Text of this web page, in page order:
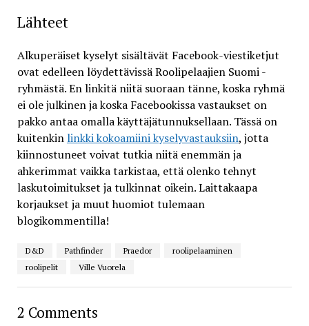
Lähteet
Alkuperäiset kyselyt sisältävät Facebook-viestiketjut
ovat edelleen löydettävissä Roolipelaajien Suomi -
ryhmästä. En linkitä niitä suoraan tänne, koska ryhmä
ei ole julkinen ja koska Facebookissa vastaukset on
pakko antaa omalla käyttäjätunnuksellaan. Tässä on
kuitenkin linkki kokoamiini kyselyvastauksiin, jotta
kiinnostuneet voivat tutkia niitä enemmän ja
ahkerimmat vaikka tarkistaa, että olenko tehnyt
laskutoimitukset ja tulkinnat oikein. Laittakaapa
korjaukset ja muut huomiot tulemaan
blogikommentilla!
D&D Pathfinder Praedor
roolipelaaminen
roolipelit
Ville Vuorela
2 Comments